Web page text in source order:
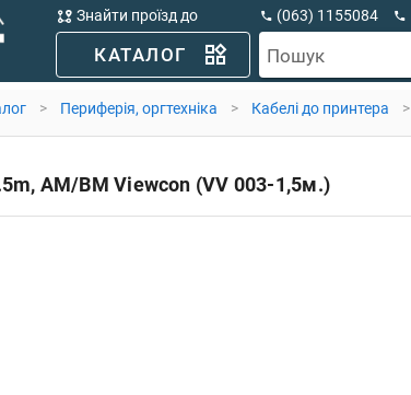
Знайти проїзд до
MegaBit
(063) 1155084
КАТАЛОГ Пошук
> Периферія, оргтехніка > Кабелі до принтера >
AM/BM Viewcon (VV 003-1,5м.)